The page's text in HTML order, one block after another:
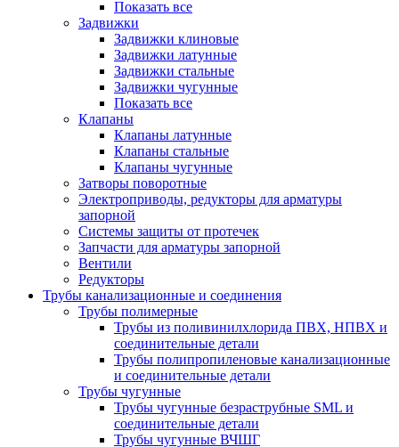
Показать все
Задвижки
Задвижки клиновые
Задвижки латунные
Задвижки стальные
Задвижки чугунные
Показать все
Клапаны
Клапаны латунные
Клапаны стальные
Клапаны чугунные
Затворы поворотные
Электроприводы, редукторы для арматуры
запорной
Системы защиты от протечек
Запчасти для арматуры запорной
Вентили
Редукторы
Трубы канализационные и соединения
Трубы полимерные
Трубы из поливинилхлорида ПВХ, НПВХ и
соединительные детали
Трубы полипропиленовые канализационные
и соединительные детали
Трубы чугунные
Трубы чугунные безраструбные SML и
соединительные детали
Трубы чугунные ВЧШГ